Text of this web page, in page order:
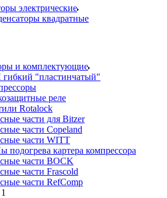
электрические
квадратные
и комплектующие
"пластинчатый"
реле
Rotalock
части для Bitzer
части Copeland
части WITT
подогрева картера компрессора
части BOCK
части Frascold
части RefComp